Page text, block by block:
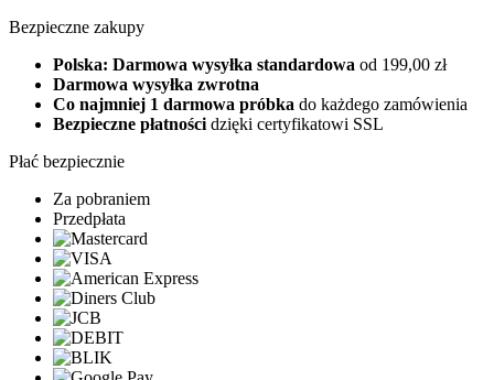
Bezpieczne zakupy
Polska: Darmowa wysyłka standardowa od 199,00 zł
Darmowa wysyłka zwrotna
Co najmniej 1 darmowa próbka do każdego zamówienia
Bezpieczne płatności dzięki certyfikatowi SSL
Płać bezpiecznie
Za pobraniem
Przedpłata